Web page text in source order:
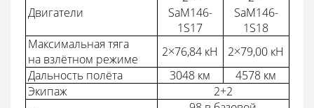
Двигатели
SaM146-
1S17
SaM146-
1S18
Максимальная тяга
на взлётном режиме
2×76,84 кН
2×79,00 кН
Дальность полёта
3048 км
4578 км
Экипаж
2+2